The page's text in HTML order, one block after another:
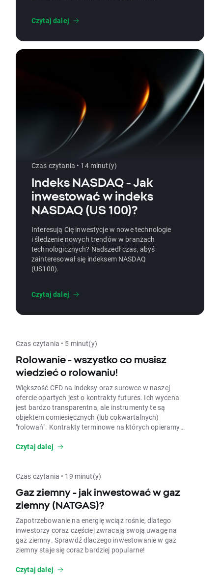
Czytaj dalej
Czas czytania • 14 minut(y)
Indeks NASDAQ - Jak
inwestować w indeks
NASDAQ (US 100)?
Interesują Cię inwestycje w nowe technologie
i śledzenie nowych trendów w branżach
technologicznych? Nadszedł czas, abyś
zainteresował się indeksem NASDAQ
(US100).
Czytaj dalej
Czas czytania • 5 minut(y)
Rolowanie - wszystko co musisz
wiedzieć o rolowaniu!
Większość CFD na indeksy oraz surowce w naszej
ofercie opartych jest o kontrakty futures. Ich wycena
jest bardzo transparentna, ale instrumenty te są
objektem comiesięcznych (lub cokwartalnych)
"rolowań". Kontrakty terminowe na których opieramy
w terminie miesiąca lub trzech.
Czytaj dalej
Czas czytania • 19 minut(y)
Gaz ziemny - jak inwestować w gaz
ziemny (NATGAS)?
Zapotrzebowanie na energię wciąż rośnie, dlatego
inwestorzy coraz częściej zwracają swoją uwagę na
gaz ziemny. Sprawdź dlaczego inwestowanie w gaz
ziemny staje się coraz bardziej popularne!
Czytaj dalej